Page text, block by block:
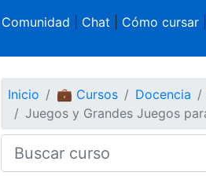
Comunidad Chat Cómo cursar|
Inicio 💼 Cursos Docencia
Juegos y Grandes Juegos